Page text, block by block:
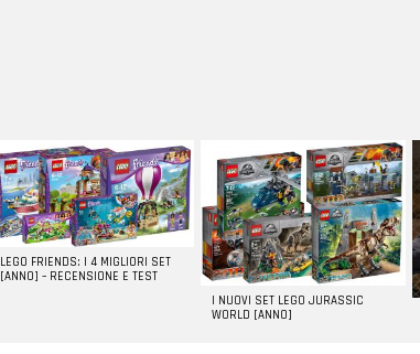
LEGO FRIENDS: I 4 MIGLIORI SET
[ANNO] – RECENSIONE E TEST
I NUOVI SET LEGO JURASSIC
WORLD [ANNO]